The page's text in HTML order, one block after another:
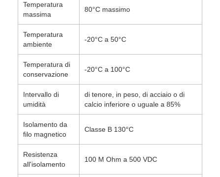
Temperatura
massima
80°C massimo
Temperatura
ambiente
-20°C a 50°C
Temperatura di
conservazione
-20°C a 100°C
Intervallo di
umidità
di tenore, in peso, di acciaio o di
calcio inferiore o uguale a 85%
Isolamento da
filo magnetico
Classe B 130°C
Resistenza
all'isolamento
100 M Ohm a 500 VDC